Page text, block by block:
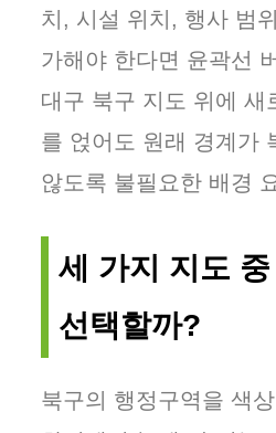
치, 시설 위치, 행사 범
가해야 한다면 윤곽선
대구 북구 지도 위에 새
를 얹어도 원래 경계가
않도록 불필요한 배경
세 가지 지도
선택할까?
북구의 행정구역을 색